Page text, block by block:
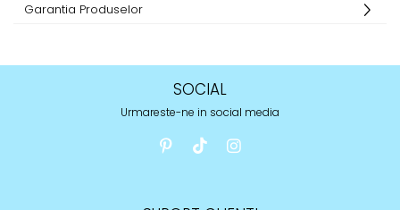
Garantia Produselor
SOCIAL
Urmareste-ne in social media